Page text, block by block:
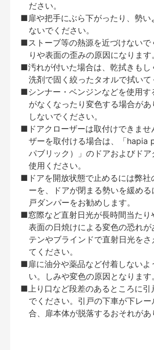
ださい。
■扉や把手にぶら下がったり、勢い
ないでください。
■ストーブ等の熱源を近づけないで
りや表面の歪みの原因になります。
■汚れが付いた場合は、乾拭きもし
洗剤で固く絞ったタオルで拭いて
■シンナー・ベンジンなどを使用す
がなくなったり変色する場合が
しないでください。
■ドアクローザーは取付けできませ
ザーを取付ける場合は、「hapia
パブリック）」のドアおよびド
使用ください。
■ドアを開放状態で止めるには弊社
ーを、ドアが閉まる勢いを緩める
戸ダンパーをお勧めします。
■窓際など直射日光が長時間当たり
表面の日焼けによる変色の恐れ
テンやブラインドで直射日光をさ
てください。
■扉に油分や薬品など付着しないよ
い。しみや変色の原因となります。
■上り口など段差のあるところに引
でください。引戸の下車が下レ
合、扉本体が脱落するおそれがあ